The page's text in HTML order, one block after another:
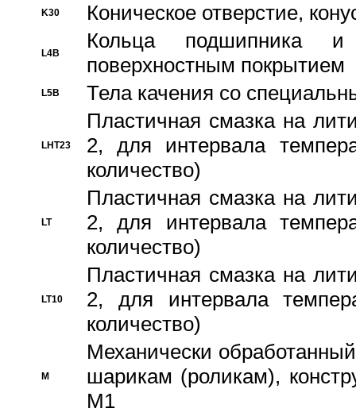
K30 Коническое отверстие,
L4B
Кольца подшипника
поверхностным покрытием
L5B Тела качения со
LHT23
Пластичная смазка на
2, для интервала
количество)
LT
Пластичная смазка на
2, для интервала
количество)
LT10
Пластичная смазка на
2, для интервала
количество)
M
Механически
шарикам (роликам),
M1